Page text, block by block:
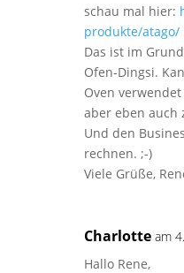
schau mal hier:
produkte/atago/
Das ist im
Ofen-Dingsi.
Oven
aber eben auch
Und den
rechnen. ;-)
Viele Grüße,
Charlotte am
Hallo Rene,